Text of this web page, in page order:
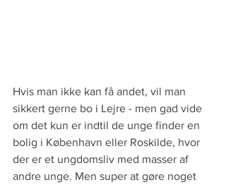
Hvis man ikke kan få andet, vil man
sikkert gerne bo i Lejre - men gad vide
om det kun er indtil de unge finder en
bolig i København eller Roskilde, hvor
der er et ungdomsliv med masser af
andre unge. Men super at gøre noget